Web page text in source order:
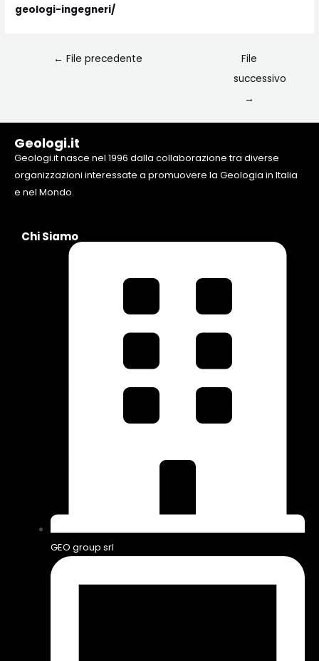
geologi-ingegneri/
← File precedente
File
successivo
→
Geologi.it
Geologi.it nasce nel 1996 dalla collaborazione tra diverse
organizzazioni interessate a promuovere la Geologia in Italia
e nel Mondo.
Chi Siamo
GEO group srl